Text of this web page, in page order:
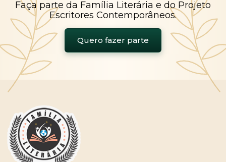
Faça parte da Família Literária e do Projeto
Escritores Contemporâneos.
Quero fazer parte